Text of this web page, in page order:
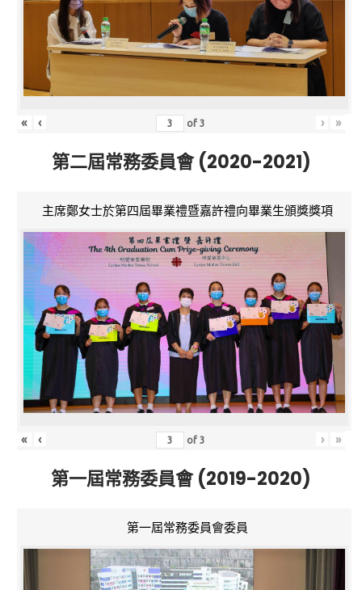
« ‹ of3 › »
第二屆常務委員會 (2020-2021)
主席鄭女士於第四屆畢業禮暨嘉許禮向畢業生頒獎獎項
« ‹ of3 › »
第一屆常務委員會 (2019-2020)
第一屆常務委員會委員